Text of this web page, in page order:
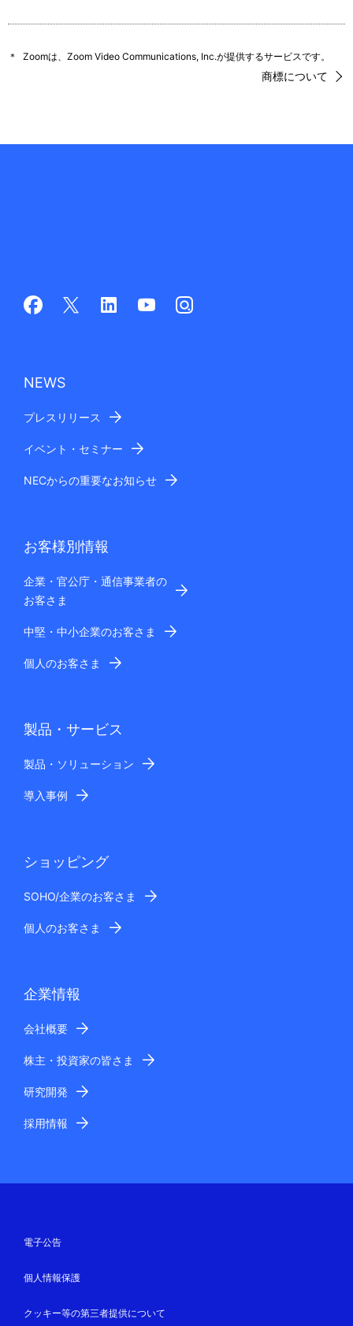
＊ Zoomは、Zoom Video Communications, Inc.が提供するサービスです。
商標について
NEWS
プレスリリース
イベント・セミナー
NECからの重要なお知らせ
お客様別情報
企業・官公庁・通信事業者の
お客さま
中堅・中小企業のお客さま
個人のお客さま
製品・サービス
製品・ソリューション
導入事例
ショッピング
SOHO/企業のお客さま
個人のお客さま
企業情報
会社概要
株主・投資家の皆さま
研究開発
採用情報
電子公告
個人情報保護
クッキー等の第三者提供について